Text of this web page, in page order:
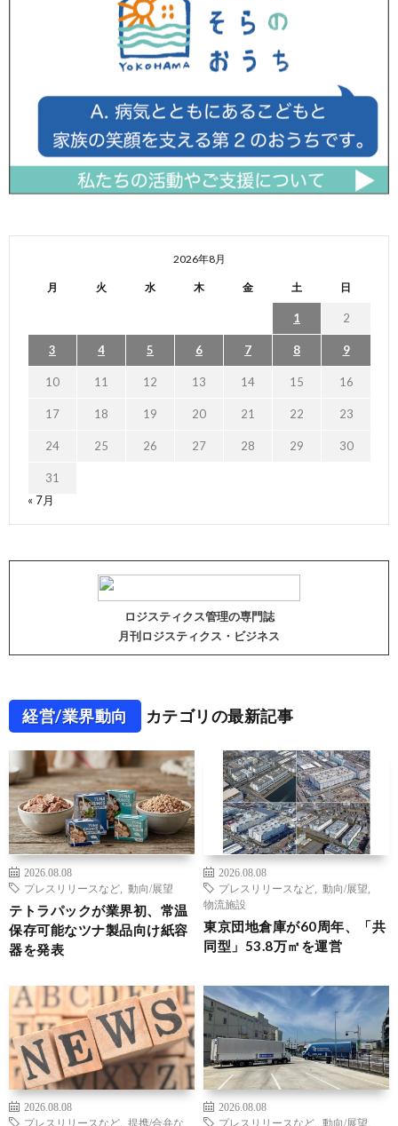
2026年8月
月 火 水 木 金 土 日
1 2
3 4 5 6 7 8 9
10 11 12 13 14 15 16
17 18 19 20 21 22 23
24 25 26 27 28 29 30
31
« 7月
ロジスティクス管理の専門誌
月刊ロジスティクス・ビジネス
経営/業界動向 カテゴリの最新記事
2026.08.08
プレスリリースなど
動向/展望
テトラパックが業界初、常温
保存可能なツナ製品向け紙容
器を発表
2026.08.08
プレスリリースなど
動向/展望
物流施設
東京団地倉庫が60周年、「共
同型」53.8万㎡を運営
2026.08.08
プレスリリースなど
提携/合弁な
2026.08.08
プレスリリースなど
動向/展望